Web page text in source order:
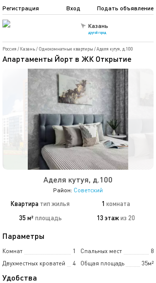
Казань
другой город
Подать объявление
Регистрация Вход
Россия / Казань/ Однокомнатные квартиры /Аделя кутуя, д.100
Апартаменты Йорт в ЖК Открытие
Аделя кутуя, д.100
Район: Советский
Квартира тип жилья 1 комната
35 м² площадь 13 этажиз 20
Параметры
Комнат 1 Спальных мест
8
Двухместных кроватей
4 Общая площадь 35м²
Удобства